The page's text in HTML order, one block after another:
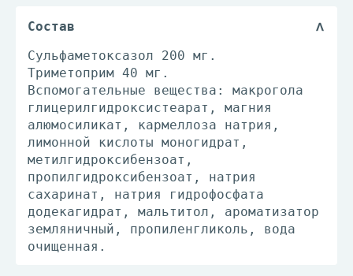
Состав
Сульфаметоксазол 200 мг.
Триметоприм 40 мг.
Вспомогательные вещества: макрогола
глицерилгидроксистеарат, магния
алюмосиликат, кармеллоза натрия,
лимонной кислоты моногидрат,
метилгидроксибензоат,
пропилгидроксибензоат, натрия
сахаринат, натрия гидрофосфата
додекагидрат, мальтитол, ароматизатор
земляничный, пропиленгликоль, вода
очищенная.